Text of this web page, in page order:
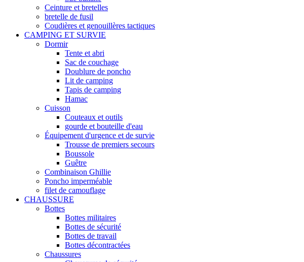
Ceinture et bretelles
bretelle de fusil
Coudières et genouillères tactiques
CAMPING ET SURVIE
Dormir
Tente et abri
Sac de couchage
Doublure de poncho
Lit de camping
Tapis de camping
Hamac
Cuisson
Couteaux et outils
gourde et bouteille d'eau
Équipement d'urgence et de survie
Trousse de premiers secours
Boussole
Guêtre
Combinaison Ghillie
Poncho imperméable
filet de camouflage
CHAUSSURE
Bottes
Bottes militaires
Bottes de sécurité
Bottes de travail
Bottes décontractées
Chaussures